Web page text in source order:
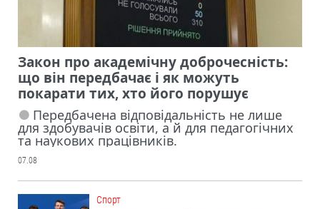
Закон про академічну доброчесність:
що він передбачає і як можуть
покарати тих, хто його порушує
Передбачена відповідальність не лише
для здобувачів освіти, а й для педагогічних
та наукових працівників.
07.08
Cпорт